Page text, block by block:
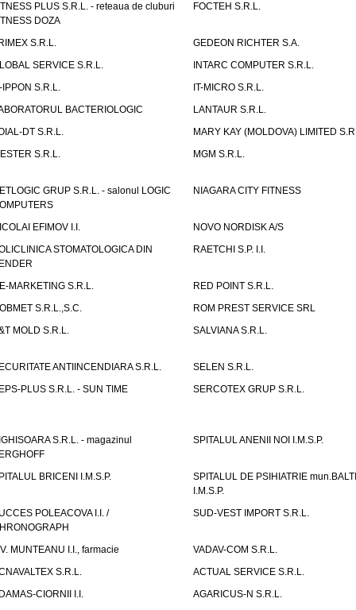
PLUS S.R.L. - reteaua de cluburi
DOZA
FOCTEH S.R.L.
S.R.L.
GEDEON RICHTER S.A.
SERVICE S.R.L.
INTARC COMPUTER S.R.L.
IPPON S.R.L.
IT-MICRO S.R.L.
BACTERIOLOGIC
LANTAUR S.R.L.
DT S.R.L.
MARY KAY (MOLDOVA) LIMITED
S.R.L.
MGM S.R.L.
GRUP S.R.L. - salonul LOGIC
NIAGARA CITY FITNESS
EFIMOV I.I.
NOVO NORDISK A/S
STOMATOLOGICA DIN
RAETCHI S.P. I.I.
MARKETING S.R.L.
RED POINT S.R.L.
S.R.L.,S.C.
ROM PREST SERVICE SRL
MOLD S.R.L.
SALVIANA S.R.L.
ANTIINCENDIARA S.R.L.
SELEN S.R.L.
PLUS S.R.L. - SUN TIME
SERCOTEX GRUP S.R.L.
S.R.L. - magazinul
SPITALUL ANENII NOI I.M.S.P.
BRICENI I.M.S.P.
SPITALUL DE PSIHIATRIE mun.BALTI
I.M.S.P.
POLEACOVA I.I. /
SUD-VEST IMPORT S.R.L.
MUNTEANU I.I., farmacie
VADAV-COM S.R.L.
S.R.L.
ACTUAL SERVICE S.R.L.
CIORNII I.I.
AGARICUS-N S.R.L.